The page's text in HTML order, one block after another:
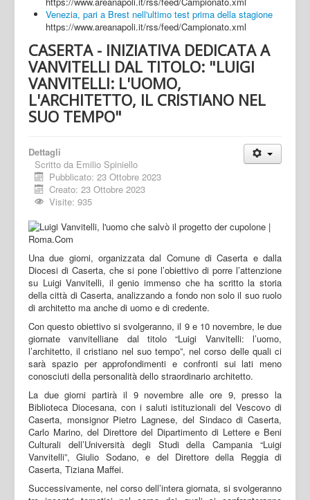
Venezia, pari a Brest nell'ultimo test prima della stagione
https://www.areanapoli.it/rss/feed/Campionato.xml
CASERTA - INIZIATIVA DEDICATA A
VANVITELLI DAL TITOLO: "LUIGI
VANVITELLI: L'UOMO,
L'ARCHITETTO, IL CRISTIANO NEL
SUO TEMPO"
Dettagli
Scritto da Emilio Spiniello
Pubblicato: 23 Ottobre 2023
Creato: 23 Ottobre 2023
Visite: 935
Una due giorni, organizzata dal Comune di Caserta e dalla
Diocesi di Caserta, che si pone l’obiettivo di porre l’attenzione
su Luigi Vanvitelli, il genio immenso che ha scritto la storia
della città di Caserta, analizzando a fondo non solo il suo ruolo
di architetto ma anche di uomo e di credente.
Con questo obiettivo si svolgeranno, il 9 e 10 novembre, le due
giornate vanvitelliane dal titolo “Luigi Vanvitelli: l’uomo,
l’architetto, il cristiano nel suo tempo”, nel corso delle quali ci
sarà spazio per approfondimenti e confronti sui lati meno
conosciuti della personalità dello straordinario architetto.
La due giorni partirà il 9 novembre alle ore 9, presso la
Biblioteca Diocesana, con i saluti istituzionali del Vescovo di
Caserta, monsignor Pietro Lagnese, del Sindaco di Caserta,
Carlo Marino, del Direttore del Dipartimento di Lettere e Beni
Culturali dell’Università degli Studi della Campania “Luigi
Vanvitelli”, Giulio Sodano, e del Direttore della Reggia di
Caserta, Tiziana Maffei.
Successivamente, nel corso dell’intera giornata, si svolgeranno